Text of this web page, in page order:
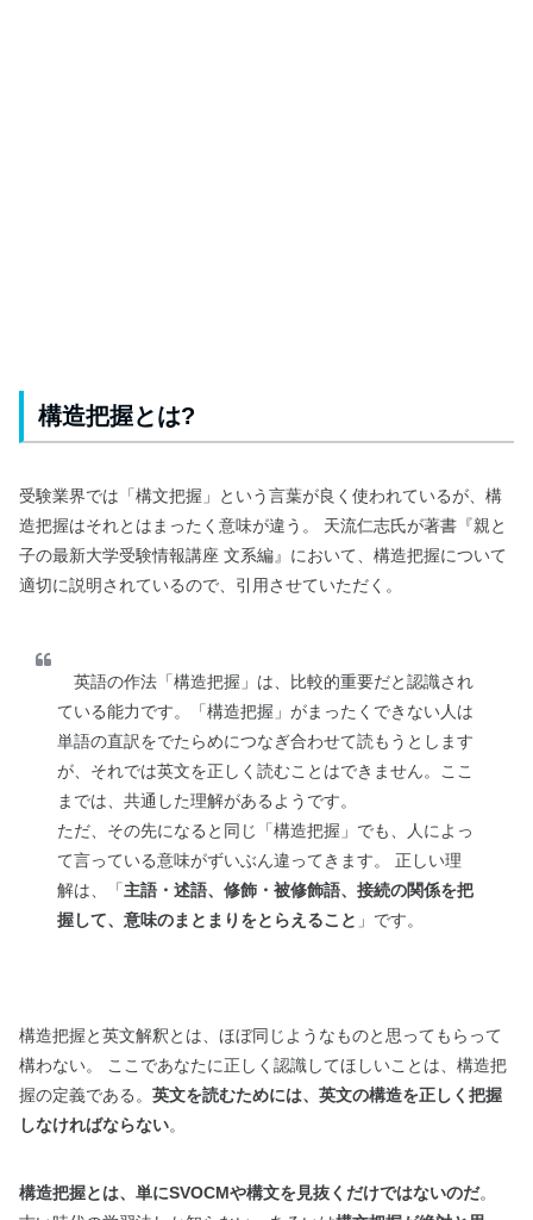
構造把握とは?
受験業界では「構文把握」という言葉が良く使われているが、構
造把握はそれとはまったく意味が違う。 天流仁志氏が著書『親と
子の最新大学受験情報講座 文系編』において、構造把握について
適切に説明されているので、引用させていただく。
英語の作法「構造把握」は、比較的重要だと認識され
ている能力です。「構造把握」がまったくできない人は
単語の直訳をでたらめにつなぎ合わせて読もうとします
が、それでは英文を正しく読むことはできません。ここ
までは、共通した理解があるようです。
ただ、その先になると同じ「構造把握」でも、人によっ
て言っている意味がずいぶん違ってきます。 正しい理
解は、「主語・述語、修飾・被修飾語、接続の関係を把
握して、意味のまとまりをとらえること 」です。
構造把握と英文解釈とは、ほぼ同じようなものと思ってもらって
構わない。 ここであなたに正しく認識してほしいことは、構造把
握の定義である。 英文を読むためには、英文の構造を正しく把握
しなければならない。
構造把握とは、単にSVOCMや構文を見抜くだけではないのだ。